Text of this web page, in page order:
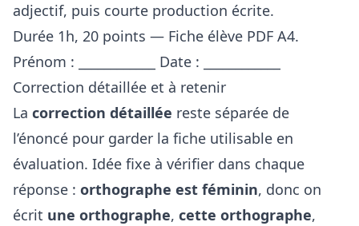
adjectif, puis courte production écrite.
Durée 1h, 20 points — Fiche élève PDF A4.
Prénom : ____________ Date : ____________
Correction détaillée et à retenir
La correction détaillée reste séparée de
l’énoncé pour garder la fiche utilisable en
évaluation. Idée fixe à vérifier dans chaque
réponse : orthographe est féminin, donc on
écrit une orthographe, cette orthographe,